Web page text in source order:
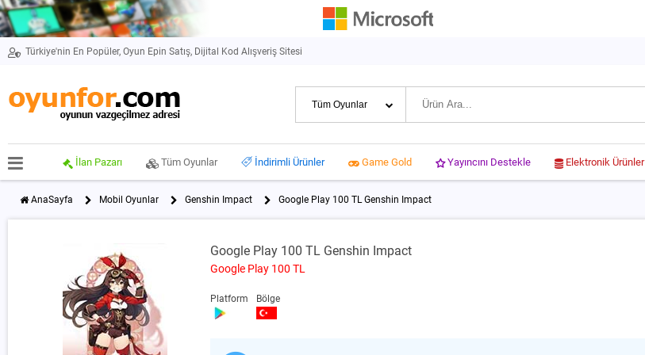
Türkiye'nin En Popüler, Oyun Epin Satış, Dijital Kod Alışveriş Sitesi
İlan Pazarı Tüm Oyunlar İndirimli Ürünler Game Gold Yayıncını Destekle Elektronik Ürünler
AnaSayfa Mobil Oyunlar Genshin Impact Google Play 100 TL Genshin Impact
Google Play 100 TL Genshin Impact
Google Play 100 TL
Platform Bölge